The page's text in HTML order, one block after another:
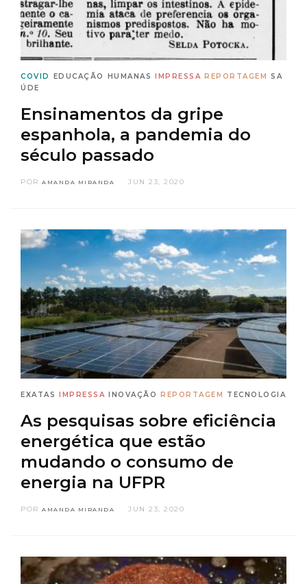
COVID EDUCAÇÃO HUMANAS IMPRESSA REPORTAGEM SA
ÚDE
Ensinamentos da gripe
espanhola, a pandemia do
século passado
POR AMANDA MIRANDA JUN 23, 2020
EXATAS IMPRESSA INOVAÇÃO REPORTAGEM TECNOLOGIA
As pesquisas sobre eficiência
energética que estão
mudando o consumo de
energia na UFPR
POR AMANDA MIRANDA JUN 23, 2020